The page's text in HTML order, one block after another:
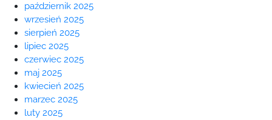
październik 2025
wrzesień 2025
sierpień 2025
lipiec 2025
czerwiec 2025
maj 2025
kwiecień 2025
marzec 2025
luty 2025